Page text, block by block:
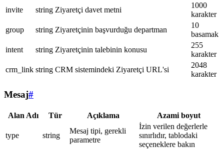
invite
string Ziyaretçi davet metni
1000
karakter
group
string Ziyaretçinin başvurduğu departman
10
basamak
intent
string Ziyaretçinin talebinin konusu
255
karakter
crm_link string CRM sistemindeki Ziyaretçi URL'si
2048
karakter
Mesaj#
Alan Adı Tür Açıklama Azami boyut
type string
Mesaj tipi, gerekli
parametre
İzin verilen değerlerle
sınırlıdır, tablodaki
seçeneklere bakın